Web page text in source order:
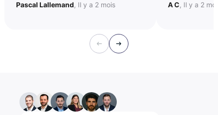
Pascal Lallemand, Il y a 2 mois A C, Il y a 2